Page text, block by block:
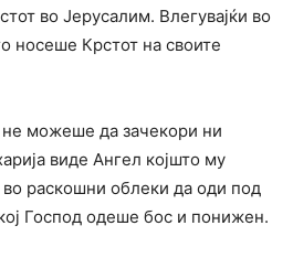
во Јерусалим. Влегувајќи во
носеше Крстот на своите
можеше да зачекори ни
виде Ангел којшто му
раскошни облеки да оди под
Господ одеше бос и понижен.